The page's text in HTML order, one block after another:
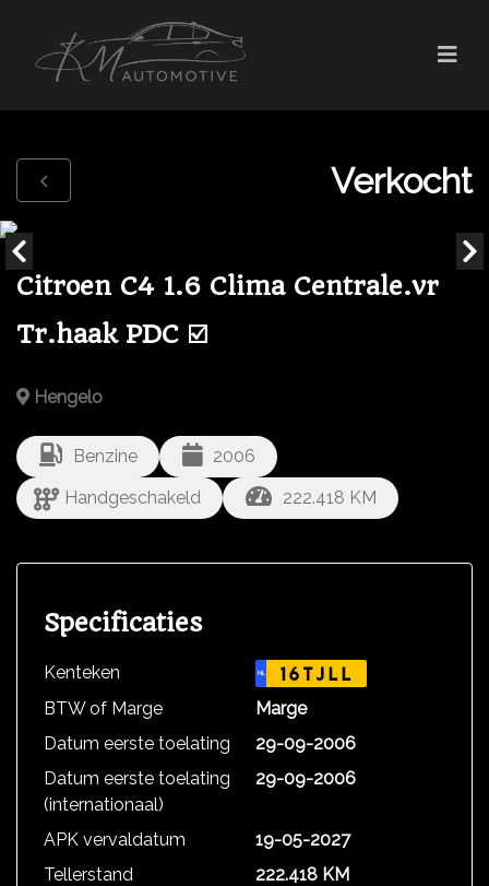
Verkocht
Citroen C4 1.6 Clima Centrale.vr
Tr.haak PDC ☑️
Hengelo
Benzine
2006
Handgeschakeld
222.418 KM
Specificaties
Kenteken NL 16TJLL
BTW of Marge
Marge
Datum eerste toelating
29-09-2006
Datum eerste toelating
(internationaal)
29-09-2006
APK vervaldatum
19-05-2027
Tellerstand
222.418 KM